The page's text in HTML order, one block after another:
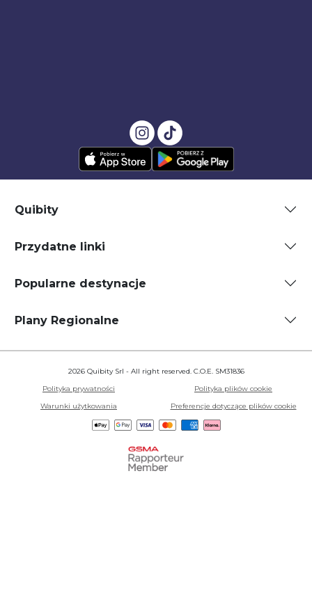
Quibity
Przydatne linki
Popularne destynacje
Plany Regionalne
2026 Quibity Srl - All right reserved. C.O.E. SM31836
Polityka prywatności
Polityka plików cookie
Warunki użytkowania
Preferencje dotyczące plików cookie